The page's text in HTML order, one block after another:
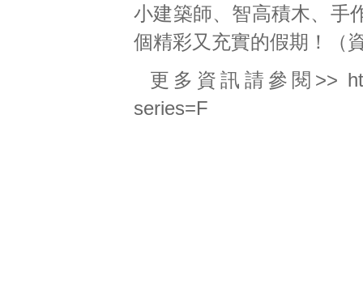
小建築師、智高積木、
個精彩又充實的假期！（
更多資訊請參閱>>
series=F